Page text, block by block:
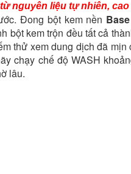
nguyên liệu tự nhiên,
Đong bột kem nền
bột kem trộn đều tất cả
thử xem dung dịch đã
chạy chế độ WASH
lâu.